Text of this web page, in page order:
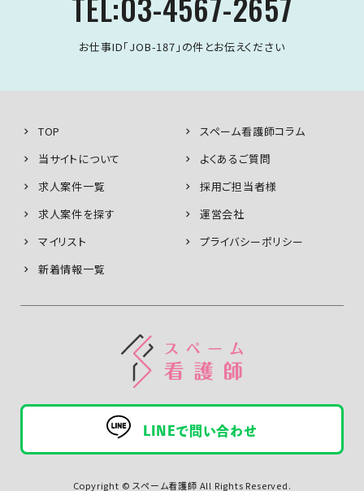
お仕事ID「JOB-187」の件とお伝えください
LINEで問い合わせ
TOP
当サイトについて
求人案件一覧
求人案件を探す
マイリスト
新着情報一覧
スペーム看護師コラム
よくあるご質問
採用ご担当者様
運営会社
プライバシーポリシー
Copyright © スペーム看護師 All Rights Reserved.